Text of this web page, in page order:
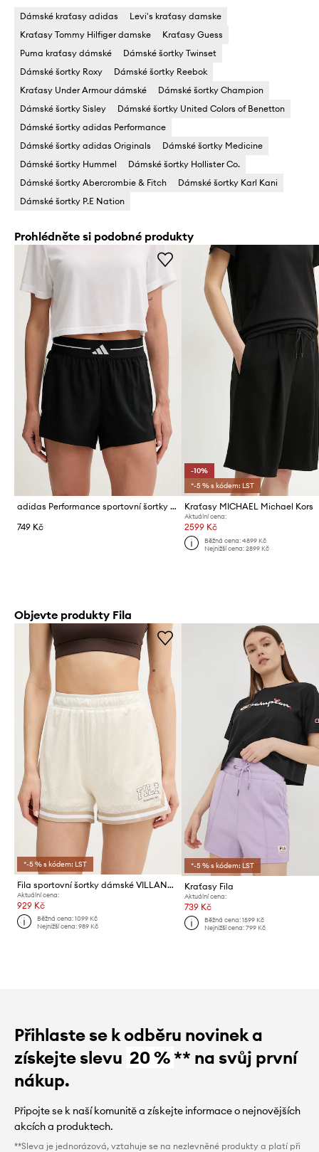
Dámské kraťasy adidas
Levi's kraťasy damske
Kraťasy Tommy Hilfiger damske
Kraťasy Guess
Puma kraťasy dámské
Dámské šortky Twinset
Dámské šortky Roxy
Dámské šortky Reebok
Kraťasy Under Armour dámské
Dámské šortky Champion
Dámské šortky Sisley
Dámské šortky United Colors of Benetton
Dámské šortky adidas Performance
Dámské šortky adidas Originals
Dámské šortky Medicine
Dámské šortky Hummel
Dámské šortky Hollister Co.
Dámské šortky Abercrombie & Fitch
Dámské šortky Karl Kani
Dámské šortky P.E Nation
Prohlédněte si podobné produkty
adidas Performance sportovní šortky dámské Hyperglam
749 Kč
-10%
*-5 % s kódem: LST
Kraťasy MICHAEL Michael Kors
Aktuální cena:
2599 Kč
Běžná cena: 4899 Kč
Nejnižší cena: 2899 Kč
Objevte produkty Fila
*-5 % s kódem: LST
Fila sportovní šortky dámské VILLANOVA
Aktuální cena:
929 Kč
Běžná cena:1099 Kč
Nejnižší cena:989 Kč
*-5 % s kódem: LST
Kraťasy Fila
Aktuální cena:
739 Kč
Běžná cena: 1599 Kč
Nejnižší cena: 799 Kč
Přihlaste se k odběru novinek a
získejte slevu 20 %** na svůj první
nákup.
Připojte se k naší komunitě a získejte informace o nejnovějších
akcích a produktech.
**Sleva je jednorázová, vztahuje se na nezlevněné produkty a platí při